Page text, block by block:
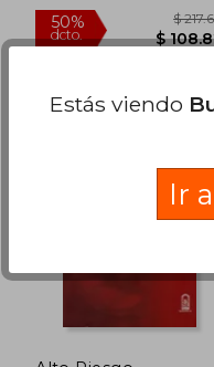
Estás viendo
Ir